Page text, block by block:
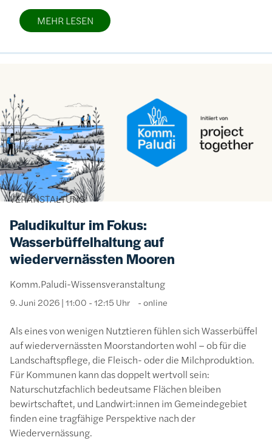
MEHR LESEN
VERANSTALTUNG
Paludikultur im Fokus:
Wasserbüffelhaltung auf
wiedervernässten Mooren
Komm.Paludi-Wissensveranstaltung
9. Juni 2026 | 11:00 - 12:15 Uhr online
Als eines von wenigen Nutztieren fühlen sich Wasserbüffel
auf wiedervernässten Moorstandorten wohl – ob für die
Landschaftspflege, die Fleisch- oder die Milchproduktion.
Für Kommunen kann das doppelt wertvoll sein:
Naturschutzfachlich bedeutsame Flächen bleiben
bewirtschaftet, und Landwirt:innen im Gemeindegebiet
finden eine tragfähige Perspektive nach der
Wiedervernässung.